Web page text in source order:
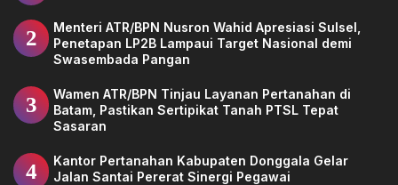
2
Menteri ATR/BPN Nusron Wahid Apresiasi Sulsel,
Penetapan LP2B Lampaui Target Nasional demi
Swasembada Pangan
3
Wamen ATR/BPN Tinjau Layanan Pertanahan di
Batam, Pastikan Sertipikat Tanah PTSL Tepat
Sasaran
4
Kantor Pertanahan Kabupaten Donggala Gelar
Jalan Santai Pererat Sinergi Pegawai